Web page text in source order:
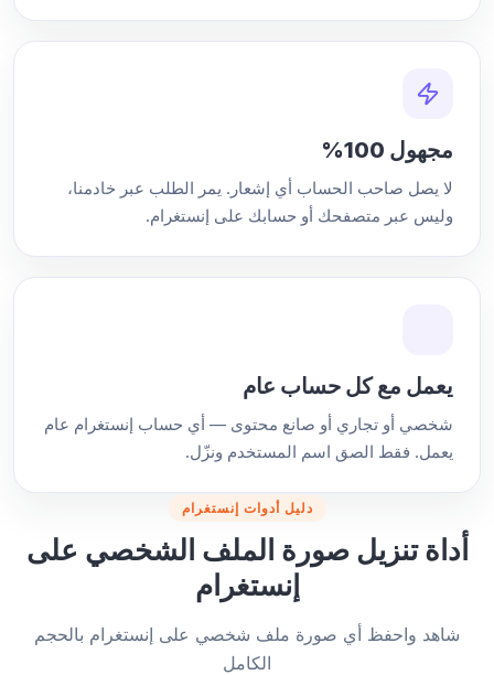
مجهول 100%
لا يصل صاحب الحساب أي إشعار. يمر الطلب عبر خادمنا،
وليس عبر متصفحك أو حسابك على إنستغرام.
يعمل مع كل حساب عام
شخصي أو تجاري أو صانع محتوى — أي حساب إنستغرام عام
يعمل. فقط الصق اسم المستخدم ونزّل.
دليل أدوات إنستغرام
أداة تنزيل صورة الملف الشخصي على
إنستغرام
شاهد واحفظ أي صورة ملف شخصي على إنستغرام بالحجم
الكامل